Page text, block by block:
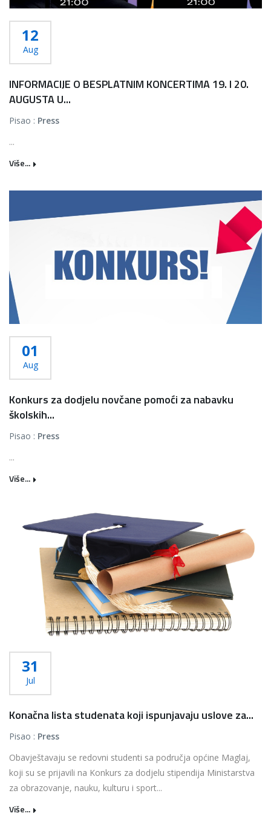
12
Aug
INFORMACIJE O BESPLATNIM KONCERTIMA 19. I 20.
AUGUSTA U...
Pisao : Press
...
Više...
01
Aug
Konkurs za dodjelu novčane pomoći za nabavku
školskih...
Pisao : Press
...
Više...
31
Jul
Konačna lista studenata koji ispunjavaju uslove za...
Pisao : Press
Obavještavaju se redovni studenti sa područja općine Maglaj,
koji su se prijavili na Konkurs za dodjelu stipendija Ministarstva
za obrazovanje, nauku, kulturu i sport...
Više...